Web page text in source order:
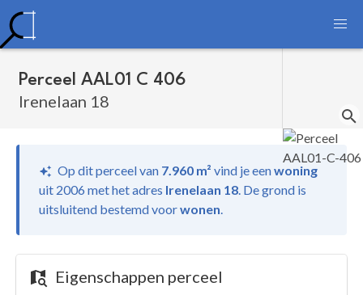
Perceel AAL01 C 406
Irenelaan 18
Op dit perceel van 7.960 m² vind jeeenwoning
uit 2006 met het adres Irenelaan 18. De grond is
uitsluitend bestemd voorwonen.
Eigenschappen perceel